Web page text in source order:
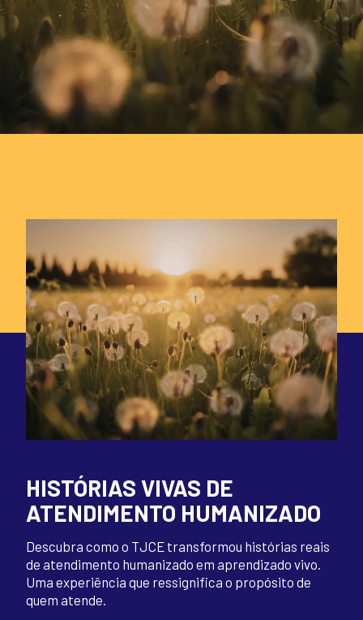
HISTÓRIAS VIVAS DE
ATENDIMENTO HUMANIZADO
Descubra como o TJCE transformou histórias reais
de atendimento humanizado em aprendizado vivo.
Uma experiência que ressignifica o propósito de
quem atende.